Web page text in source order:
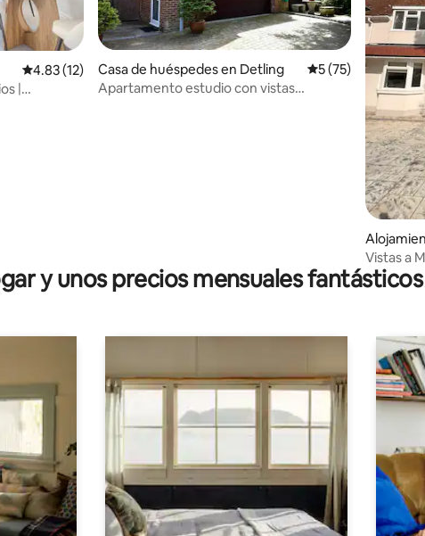
Calificación promedio: 4.83 de 5, 12 reseñas
4.83 (12)
|
Casa de huéspedes en Detling Calificación
5 (75)
Apartamento estudio con vistas
Vistas a
y unos precios mensuales fantásticos